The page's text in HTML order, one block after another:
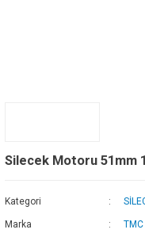
Silecek Motoru 51mm
Kategori
Marka TMC